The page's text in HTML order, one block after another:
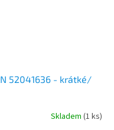
52041636 - krátké/
Skladem (1 ks)